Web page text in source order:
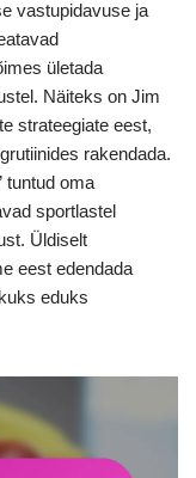
vastupidavuse ja
ületada
Näiteks on Jim
strateegiate eest,
rakendada.
tuntud oma
sportlastel
Üldiselt
eest edendada
eduks